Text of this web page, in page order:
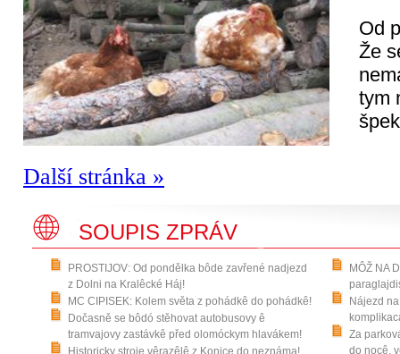
Od
Že
tym
Další stránka »
SOUPIS ZPRÁV
PROSTIJOV: Od pondělka bôde zavřené nadjezd
z Dolni na Kralêcké Háj!
MC CIPISEK: Kolem světa z pohádkê do pohádkê!
Dočasně se bôdó stěhovat autobusovy ê
tramvajovy zastávkê před olomóckym hlavákem!
Historicky stroje vêrazêlê z Konice do neznáma!
MÔŽ NA
Nájezd
Za
do nocê,